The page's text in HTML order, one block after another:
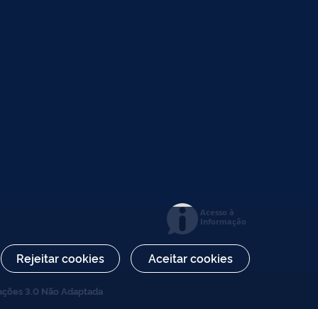
Acesso à
Informação
3.0 Não Adaptada
Rejeitar cookies Aceitar cookies